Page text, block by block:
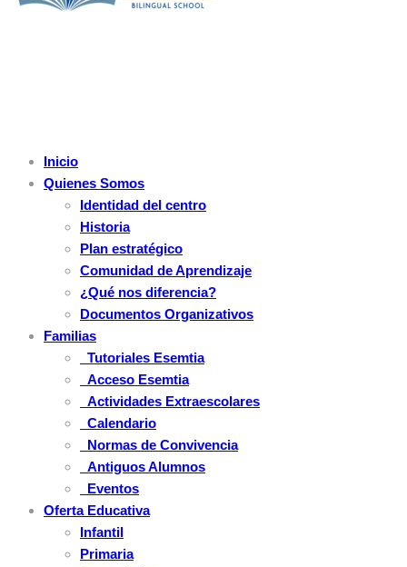
Inicio
Quienes Somos
Identidad del centro
Historia
Plan estratégico
Comunidad de Aprendizaje
¿Qué nos diferencia?
Documentos Organizativos
Familias
Tutoriales Esemtia
Acceso Esemtia
Actividades Extraescolares
Calendario
Normas de Convivencia
Antiguos Alumnos
Eventos
Oferta Educativa
Infantil
Primaria